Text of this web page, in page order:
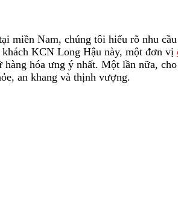
miền Nam, chúng tôi hiểu rõ nhu
KCN Long Hậu này, một đơn vị
hóa ưng ý nhất. Một lần nữa,
an khang và thịnh vượng.